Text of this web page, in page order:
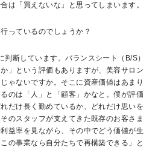
は「買えないな」と思ってしまいます。
っているのでしょうか？
判断しています。バランスシート（ B/S）
」という評価もありますが、美容サロン
ゃないですか。そこに資産価値はあまり
のは「人」と「顧客」かなと。僕が評価
だけ長く勤めているか、どれだけ思いを
のスタッフが支えてきた既存のお客さま
益率を見ながら、その中でどう価値が生
の事業なら自分たちで再構築できる」と